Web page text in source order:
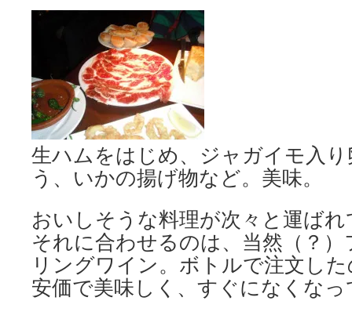
生ハムをはじめ、ジャガイモ入
う、いかの揚げ物など。美味。
おいしそうな料理が次々と運ば
それに合わせるのは、当然（？
リングワイン。ボトルで注文し
安価で美味しく、すぐになくな